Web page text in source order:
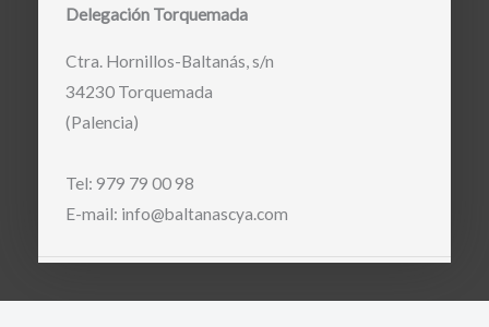
Delegación Torquemada
Ctra. Hornillos-Baltanás, s/n
34230 Torquemada
(Palencia)
Tel: 979 79 00 98
E-mail: info@baltanascya.com